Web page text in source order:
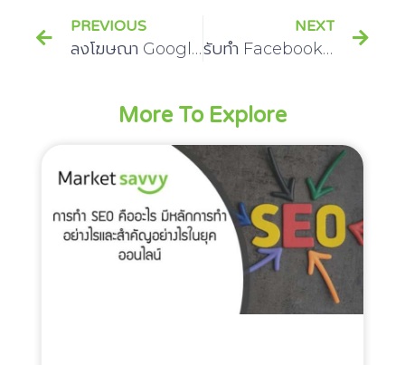
PREVIOUS
ลงโฆษณา Google adwords มีหลักการลงอย่างไร ศึกษาหาคำตอบได้ในบทความเดียว
NEXT
รับทำ Facebook Ads โปรโมทสินค้าให้เป็นที่รู้จัก ให้ผลลัพธ์ได้อย่างน่าพึงพอใจ
More To Explore